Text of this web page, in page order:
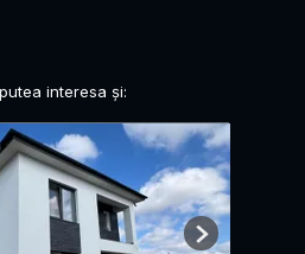
interesa și:
Next